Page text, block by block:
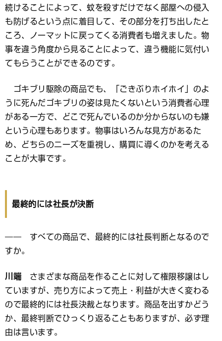
続けることによって、蚊を殺すだけでなく部屋への侵入
も防げるという点に着目して、その部分を打ち出したと
ころ、ノーマットに戻ってくる消費者も増えました。物
事を違う角度から見ることによって、違う機能に気付い
てもらうことができるのです。
ゴキブリ駆除の商品でも、「ごきぶりホイホイ」のよ
うに死んだゴキブリの姿は見たくないという消費者心理
がある一方で、どこで死んでいるのか分からないのも嫌
という心理もあります。物事はいろんな見方があるた
め、どちらのニーズを重視し、購買に導くのかを考える
ことが大事です。
最終的には社長が決断
―― すべての商品で、最終的には社長判断となるので
すか。
川端 さまざまな商品を作ることに対して権限移譲はし
ていますが、売り方によって売上・利益が大きく変わる
ので最終的には社長決裁となります。商品を出すかどう
か、最終判断でひっくり返ることもありますが、必ず理
由は言います。